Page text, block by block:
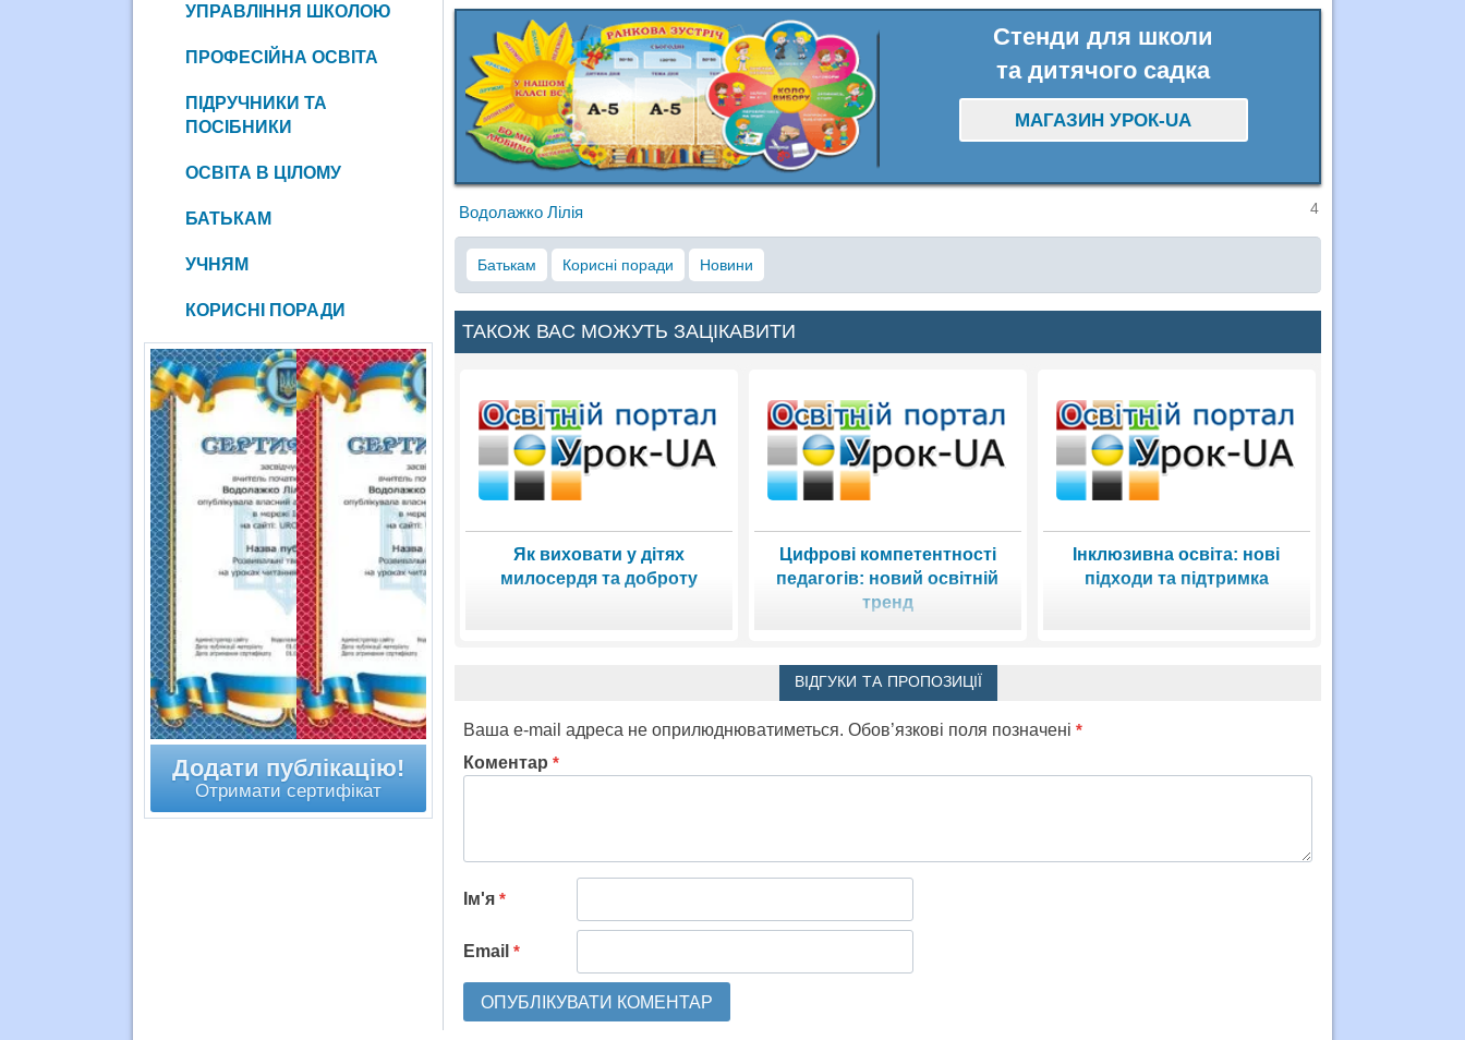
Стенди для школи
та дитячого садка
МАГАЗИН УРОК-UA
Водолажко Лілія 4
Батькам Корисні поради Новини
ТАКОЖ ВАС МОЖУТЬ ЗАЦІКАВИТИ
Як виховати у дітях
милосердя та доброту
Цифрові компетентності
педагогів: новий освітній
тренд
Інклюзивна освіта: нові
підходи та підтримка
ВІДГУКИ ТА ПРОПОЗИЦІЇ
Ваша e-mail адреса не оприлюднюватиметься. Обов’язкові поля позначені *
Коментар *
Ім'я *
Email *
УПРАВЛІННЯ ШКОЛОЮ
ПРОФЕСІЙНА ОСВІТА
ПІДРУЧНИКИ ТА
ПОСІБНИКИ
ОСВІТА В ЦІЛОМУ
БАТЬКАМ
УЧНЯМ
КОРИСНІ ПОРАДИ
Додати публікацію!
Отримати сертифікат